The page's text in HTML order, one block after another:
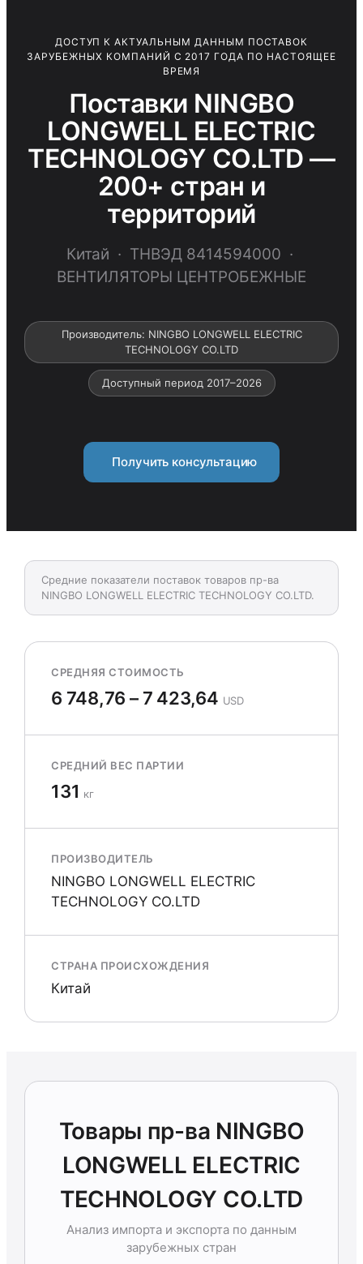
ДОСТУП К АКТУАЛЬНЫМ ДАННЫМ ПОСТАВОК
ЗАРУБЕЖНЫХ КОМПАНИЙ С 2017 ГОДА ПО НАСТОЯЩЕЕ
ВРЕМЯ
Поставки NINGBO
LONGWELL ELECTRIC
TECHNOLOGY CO.LTD —
200+ стран и
территорий
Китай · ТНВЭД 8414594000 ·
ВЕНТИЛЯТОРЫ ЦЕНТРОБЕЖНЫЕ
Производитель: NINGBO LONGWELL ELECTRIC
TECHNOLOGY CO.LTD
Доступный период 2017–2026
Получить консультацию
Средние показатели поставок товаров пр-ва
NINGBO LONGWELL ELECTRIC TECHNOLOGY CO.LTD.
СРЕДНЯЯ СТОИМОСТЬ
6 748,76 – 7 423,64 USD
СРЕДНИЙ ВЕС ПАРТИИ
131 кг
ПРОИЗВОДИТЕЛЬ
NINGBO LONGWELL ELECTRIC
TECHNOLOGY CO.LTD
СТРАНА ПРОИСХОЖДЕНИЯ
Китай
Товары пр-ва NINGBO
LONGWELL ELECTRIC
TECHNOLOGY CO.LTD
Анализ импорта и экспорта по данным
зарубежных стран